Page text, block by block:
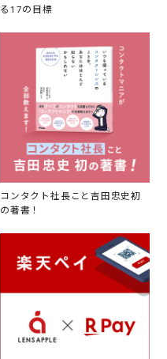
る17の目標
コンタクト社長こと吉田忠史初
の著書！